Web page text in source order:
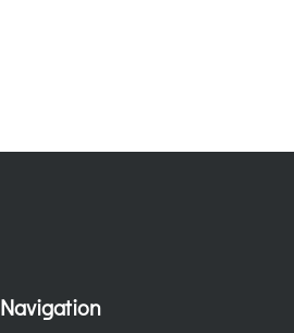
Navigation